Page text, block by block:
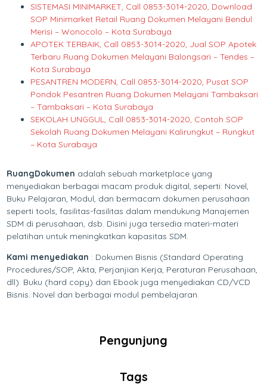
SISTEMASI MINIMARKET, Call 0853-3014-2020, Download
SOP Minimarket Retail Ruang Dokumen Melayani Bendul
Merisi – Wonocolo – Kota Surabaya
APOTEK TERBAIK, Call 0853-3014-2020, Jual SOP Apotek
Terbaru Ruang Dokumen Melayani Balongsari – Tendes –
Kota Surabaya
PESANTREN MODERN, Call 0853-3014-2020, Pusat SOP
Pondok Pesantren Ruang Dokumen Melayani Tambaksari
– Tambaksari – Kota Surabaya
SEKOLAH UNGGUL, Call 0853-3014-2020, Contoh SOP
Sekolah Ruang Dokumen Melayani Kalirungkut – Rungkut
– Kota Surabaya
RuangDokumen adalah sebuah marketplace yang
menyediakan berbagai macam produk digital, seperti: Novel,
Buku Pelajaran, Modul, dan bermacam dokumen perusahaan
seperti tools, fasilitas-fasilitas dalam mendukung Manajemen
SDM di perusahaan, dsb. Disini juga tersedia materi-materi
pelatihan untuk meningkatkan kapasitas SDM.
Kami menyediakan : Dokumen Bisnis (Standard Operating
Procedures/SOP, Akta, Perjanjian Kerja, Peraturan Perusahaan,
dll). Buku (hard copy) dan Ebook juga menyediakan CD/VCD
Bisnis. Novel dan berbagai modul pembelajaran.
Pengunjung
Tags